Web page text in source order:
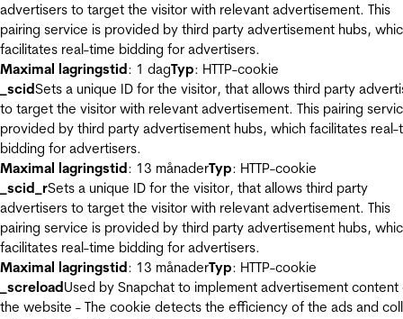
advertisers to target the visitor with relevant advertisement. This
pairing service is provided by third party advertisement hubs,
facilitates real-time bidding for advertisers.
Maximal lagringstid: 1 dagTyp: HTTP-cookie
_scidSets a unique ID for the visitor, that allows third party
to target the visitor with relevant advertisement. This pairing
provided by third party advertisement hubs, which facilitates real-
bidding for advertisers.
Maximal lagringstid: 13 månaderTyp: HTTP-cookie
_scid_rSets a unique ID for the visitor, that allows third party
advertisers to target the visitor with relevant advertisement. This
pairing service is provided by third party advertisement hubs,
facilitates real-time bidding for advertisers.
Maximal lagringstid: 13 månaderTyp: HTTP-cookie
_screloadUsed by Snapchat to implement advertisement content
the website - The cookie detects the efficiency of the ads and